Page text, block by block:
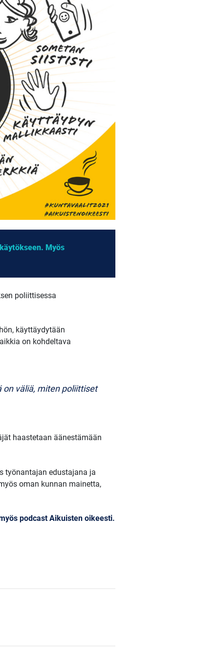
Myös
poliittisessa
käyttäydytään
on kohdeltava
on väliä, miten poliittiset
haastetaan äänestämään
työnantajan edustajana ja
oman kunnan mainetta,
podcast Aikuisten oikeesti.